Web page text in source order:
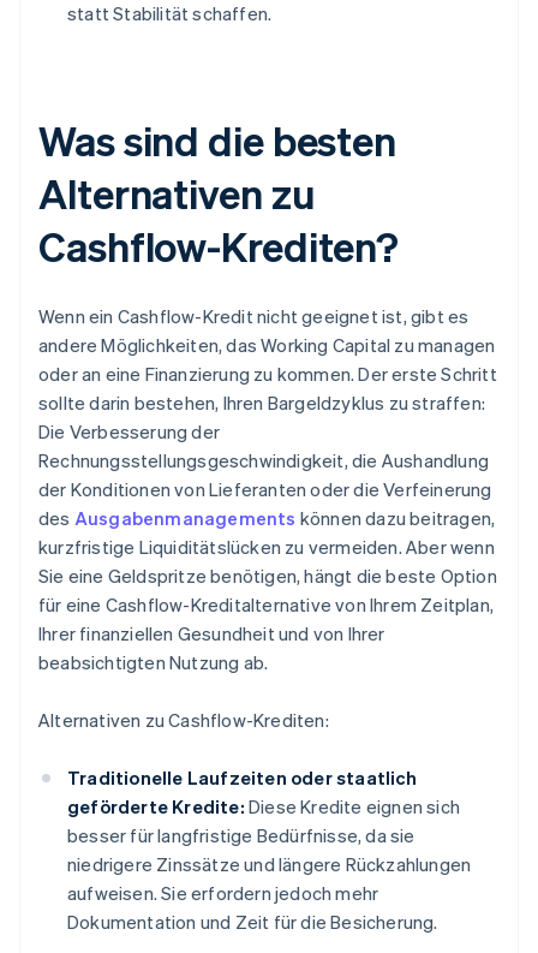
statt Stabilität schaffen.
Was sind die besten
Alternativen zu
Cashflow-Krediten?
Wenn ein Cashflow-Kredit nicht geeignet ist, gibt es
andere Möglichkeiten, das Working Capital zu managen
oder an eine Finanzierung zu kommen. Der erste Schritt
sollte darin bestehen, Ihren Bargeldzyklus zu straffen:
Die Verbesserung der
Rechnungsstellungsgeschwindigkeit, die Aushandlung
der Konditionen von Lieferanten oder die Verfeinerung
des Ausgabenmanagements können dazu beitragen,
kurzfristige Liquiditätslücken zu vermeiden. Aber wenn
Sie eine Geldspritze benötigen, hängt die beste Option
für eine Cashflow-Kreditalternative von Ihrem Zeitplan,
Ihrer finanziellen Gesundheit und von Ihrer
beabsichtigten Nutzung ab.
Alternativen zu Cashflow-Krediten:
Traditionelle Laufzeiten oder staatlich
geförderte Kredite: Diese Kredite eignen sich
besser für langfristige Bedürfnisse, da sie
niedrigere Zinssätze und längere Rückzahlungen
aufweisen. Sie erfordern jedoch mehr
Dokumentation und Zeit für die Besicherung.